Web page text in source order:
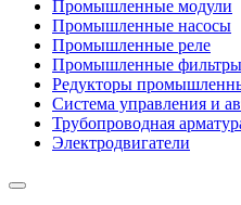
Промышленные модули
Промышленные насосы
Промышленные реле
Промышленные фильтры
Редукторы
Система управления и
Трубопроводная
Электродвигатели